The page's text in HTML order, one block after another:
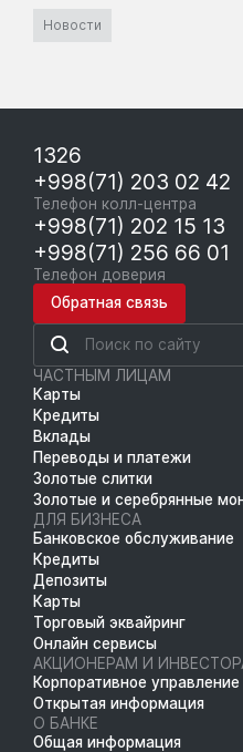
Новости
1326
+998(71) 203 02 42
Телефон колл-центра
+998(71) 202 15 13
+998(71) 256 66 01
Телефон доверия
Обратная связь
ЧАСТНЫМ ЛИЦАМ
Карты
Кредиты
Вклады
Переводы и платежи
Золотые слитки
Золотые и серебрянные
ДЛЯ БИЗНЕСА
Банковское обслуживание
Кредиты
Депозиты
Карты
Торговый эквайринг
Онлайн сервисы
АКЦИОНЕРАМ И
Корпоративное управление
Открытая информация
О БАНКЕ
Общая информация